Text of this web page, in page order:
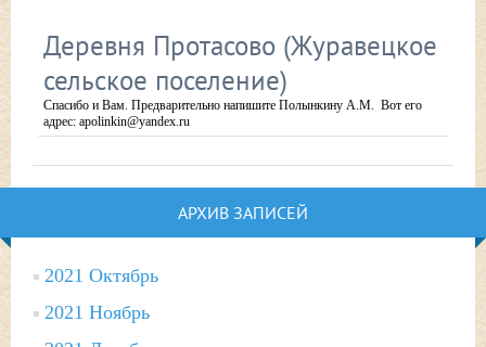
Деревня Протасово (Журавецкое
сельское поселение)
Спасибо и Вам. Предварительно напишите Полынкину А.М. Вот его
адрес: apolinkin@yandex.ru
АРХИВ ЗАПИСЕЙ
2021 Октябрь
2021 Ноябрь